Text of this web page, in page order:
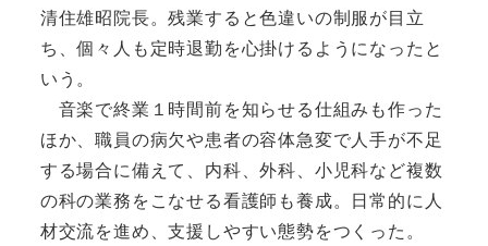
清住雄昭院長。残業すると色違いの制服が目立
ち、個々人も定時退勤を心掛けるようになったと
いう。
音楽で終業１時間前を知らせる仕組みも作った
ほか、職員の病欠や患者の容体急変で人手が不足
する場合に備えて、内科、外科、小児科など複数
の科の業務をこなせる看護師も養成。日常的に人
材交流を進め、支援しやすい態勢をつくった。